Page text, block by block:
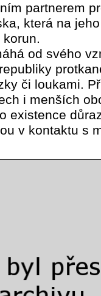
partnerem
která na
od svého
či loukami.
i menších
existence
v kontaktu s